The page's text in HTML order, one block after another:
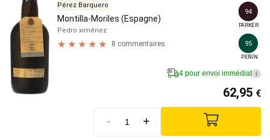
Pérez Barquero
Montilla-Moriles (Espagne)
Pedro ximénez
8 commentaires
94
PARKER
95
PEÑÍN
4 pour envoi immédiat i
62,95 €
- +